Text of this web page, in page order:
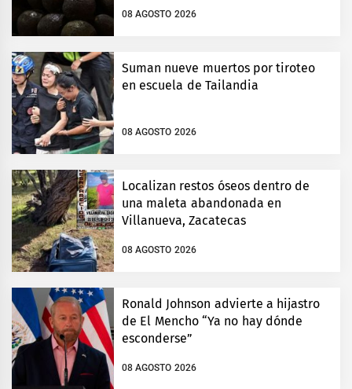
08 AGOSTO 2026
Suman nueve muertos por tiroteo
en escuela de Tailandia
08 AGOSTO 2026
Localizan restos óseos dentro de
una maleta abandonada en
Villanueva, Zacatecas
08 AGOSTO 2026
Ronald Johnson advierte a hijastro
de El Mencho “Ya no hay dónde
esconderse”
08 AGOSTO 2026